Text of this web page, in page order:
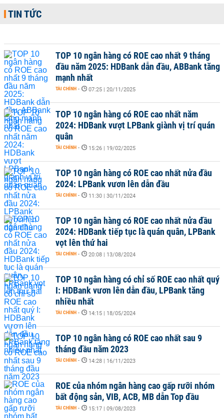
TIN TỨC
TOP 10 ngân hàng có ROE cao nhất 9 tháng
đầu năm 2025: HDBank dẫn đầu, ABBank tăng
mạnh nhất
TÀI CHÍNH - 07:25 | 20/11/2025
TOP 10 ngân hàng có ROE cao nhất năm
2024: HDBank vượt LPBank giành vị trí quán
quân
TÀI CHÍNH - 15:26 | 19/02/2025
TOP 10 ngân hàng có ROE cao nhất nửa đầu
2024: LPBank vươn lên dẫn đầu
TÀI CHÍNH - 11:30 | 30/11/2024
TOP 10 ngân hàng có ROE cao nhất nửa đầu
2024: HDBank tiếp tục là quán quân, LPBank
vọt lên thứ hai
TÀI CHÍNH - 20:08 | 13/08/2024
TOP 10 ngân hàng có chỉ số ROE cao nhất quý
I: HDBank vươn lên dẫn đầu, LPBank tăng
nhiều nhất
TÀI CHÍNH - 14:15 | 18/05/2024
TOP 10 ngân hàng có ROE cao nhất sau 9
tháng đầu năm 2023
TÀI CHÍNH - 14:28 | 16/11/2023
ROE của nhóm ngân hàng cao gấp rưỡi nhóm
bất động sản, VIB, ACB, MB dẫn Top đầu
TÀI CHÍNH - 15:17 | 09/08/2023